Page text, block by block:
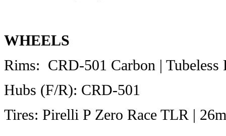
WHEELS
Rims: CRD-501 Carbon | Tubeless
Hubs (F/R): CRD-501
Tires: Pirelli P Zero Race TLR |